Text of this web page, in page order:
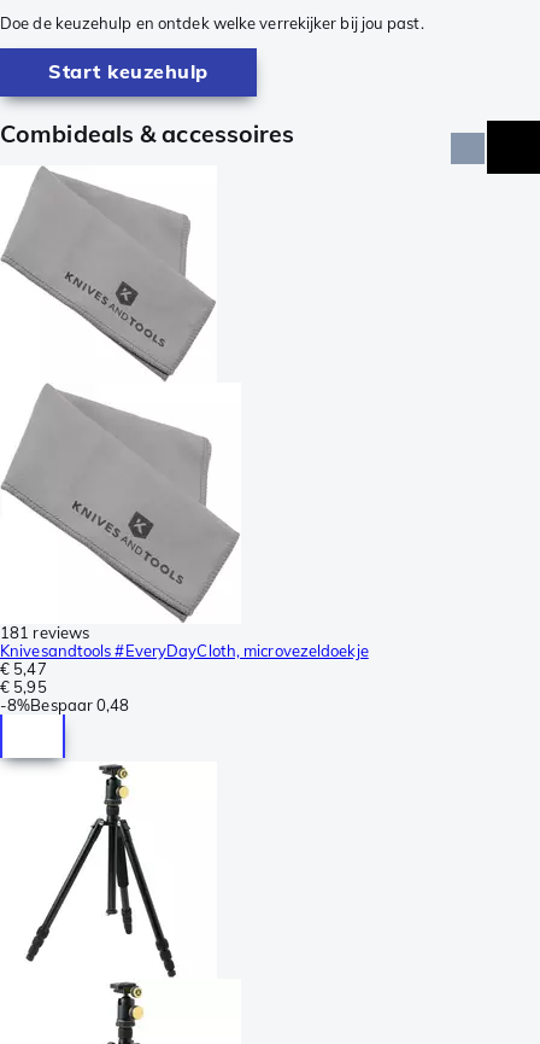
Doe de keuzehulp en ontdek welke verrekijker bij jou past.
Start keuzehulp
Combideals & accessoires
181 reviews
Knivesandtools #EveryDayCloth, microvezeldoekje
€ 5,47
€ 5,95
-8%Bespaar0,48